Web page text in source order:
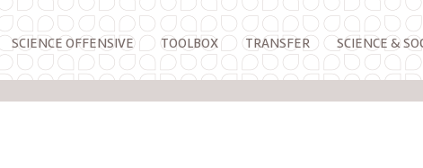
SCIENCE OFFENSIVE TOOLBOX TRANSFER SCIENCE &